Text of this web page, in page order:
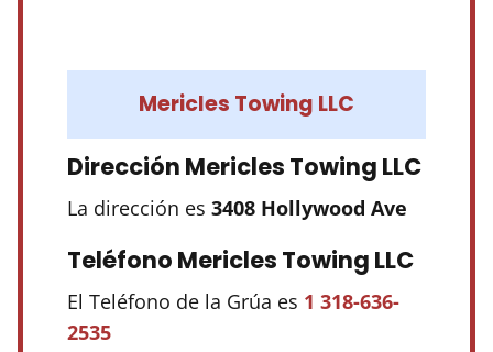
Mericles Towing LLC
Dirección Mericles Towing LLC
La dirección es 3408 Hollywood Ave
Teléfono Mericles Towing LLC
El Teléfono de la Grúa es 1 318-636-
2535